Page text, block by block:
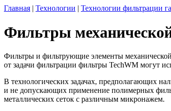
Главная | Технологии | Технологии фильтрации
Фильтры
Фильтры и фильтрующие элементы
от задачи фильтрации фильтры TechWM могут
В технологических задачах, предполагающих
и не допускающих применение полимерных
металлических сеток с различным микронажем.